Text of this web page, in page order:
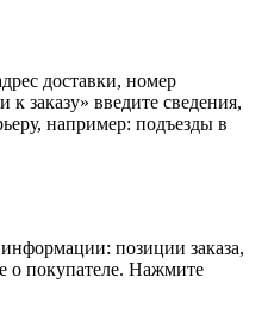
доставки, номер
заказу» введите сведения,
например: подъезды в
позиции заказа,
о покупателе. Нажмите